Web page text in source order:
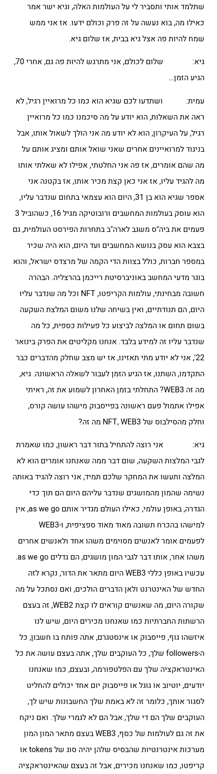
שתלמד אותי ותסביר לי על העולמות האלה, וגיא ישר אמר
כאילו מה, בוא נעשה על זה פרק וכולם ידעו. אז אני ממש
שמח להיות פה אצל גיא בבית, אז שלום גיא.
גיא: שלום לכולם, אני מתרגש להיות פה גם, אחרי 70,
הגיע הזמן…
עמית: ושתדעו לכם שגיא הוא כמו כל מרואיין רגיל, לא
ראה את השאלות, הוא יודע על מה סיכמנו כמו כל מרואיין
רגיל, על העיקרון, הוא לא יודע מה אני הולך לשאול אותו, אבל
בניגוד למרואיינים אחרים שאני שואל אותם ומציג אותם על
מה שהם אומרים, אז פה אני החלטתי, אפילו לא שאלתי אותו
מה להגיד עליו, אז אני כאן קצת מכיר אותו, אז בקטנה אני
אספר שגיא הוא בן 31, היום הוא עצמאי בתחום שנדבר עליו,
הוא עוסק בעולמות המחשבים ורובוטיקה מגיל 16, כשהוביל 3
פעמים את ביה"ס משגב לארה"ב בתחרות הפירסט העולמית, גם
בצבא הוא עסק בנושא המחשבים ועד היום, הוא היה שכיר
במספר חברות, כולל בצוות הדי הקמה של מרצדס ישראל, והוא
בוגר מדעי המחשב באוניברסיטת רייכמן בהרצליה. הבהרה
חשובה מבחינתי, עולמות הקריפטו, NFT וכל מה שנדבר עליו
היום, הם תנודתיים, ואין בשיחה שלנו משום המלצת השקעה
בשום תחום או המלצה לביצוע כל פעילות כספית, כל מה
שנדבר עליו זה למידע בלבד. אנחנו מקליטים את הפרק בינואר
22', אני לא יודע מתי תאזינו, אז יש מצב שחלק מהדברים כבר
התקדמו, השתנו, אז הגיע הזמן לעבור לשאלה הראשונה. גיא,
מה זה WEB3? התחלתי בזמן האחרון לשמוע את זה, ראיתי
אפילו אתמול פעם ראשונה בפייסבוק מישהו עושה קורס,
וחלק מהסילבוס של NFT, WEB3 מה זה?
גיא: אני רוצה להתחיל בתור דבר ראשון, כמו שאמרת
לגבי המלצות השקעה, שום דבר ממה שאנחנו אומרים הוא לא
המלצה ותעשו את המחקר שלכם תמיד, אני רוצה להגיד באותה
נשימה שהמון מהמושגים שנדבר עליהם היום הם תוך כדי
הגדרה, באופן עולמי, כאילו העולם מגדיר אותם as we go, אין
למישהו בהכרח תשובה מאוד מאוד ספציפית, ו-WEB3
לפעמים אומר לאנשים מסוימים משהו אחד ולאנשים אחרים
משהו אחר, אותו דבר לגבי המון מושגים, הם גדלים as we go.
עכשיו באופן כללי WEB3 היום מתאר את הדור, נקרא לזה
החדש של האינטרנט ולאן הדברים הולכים, ואם נסתכל על מה
שקורה היום, מה שאנשים קוראים לו קצת WEB2, זה בעצם
הרשתות החברתיות כמו שאנחנו מכירים היום, שיש לנו
איזשהו גוף, פייסבוק או אינסטגרם, אתה פותח בו חשבון, כל
ה-followers שלך, כל העוקבים שלך, אתה בעצם עושה את כל
האינטראקציה שלך עם הפלטפורמה, ובעצם, כמו שאנחנו
יודעים, יוטיוב או גוגל או פייסבוק יום אחד יכולים להחליט
לסגור אותך, כלומר זה לא באמת שלך החשבונות שיש לך,
העוקבים שלך הם די שלך, אבל הם לא לגמרי שלך. ואם ניקח
את זה גם לעולמות של כסף, WEB3 בעצם מתאר המון המון
מערכות אינטרנטיות שהבסיס שלהן יהיה סוג של tokens או
קריפטו, כמו שאנחנו מכירים, אבל זה בעצם שהאינטראקציה